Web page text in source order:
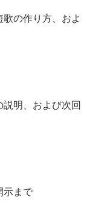
の作り方、およ
明、および次回
示まで